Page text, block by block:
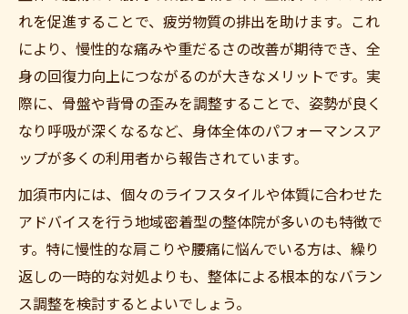
れを促進することで、疲労物質の排出を助けます。これ
により、慢性的な痛みや重だるさの改善が期待でき、全
身の回復力向上につながるのが大きなメリットです。実
際に、骨盤や背骨の歪みを調整することで、姿勢が良く
なり呼吸が深くなるなど、身体全体のパフォーマンスア
ップが多くの利用者から報告されています。
加須市内には、個々のライフスタイルや体質に合わせた
アドバイスを行う地域密着型の整体院が多いのも特徴で
す。特に慢性的な肩こりや腰痛に悩んでいる方は、繰り
返しの一時的な対処よりも、整体による根本的なバラン
ス調整を検討するとよいでしょう。